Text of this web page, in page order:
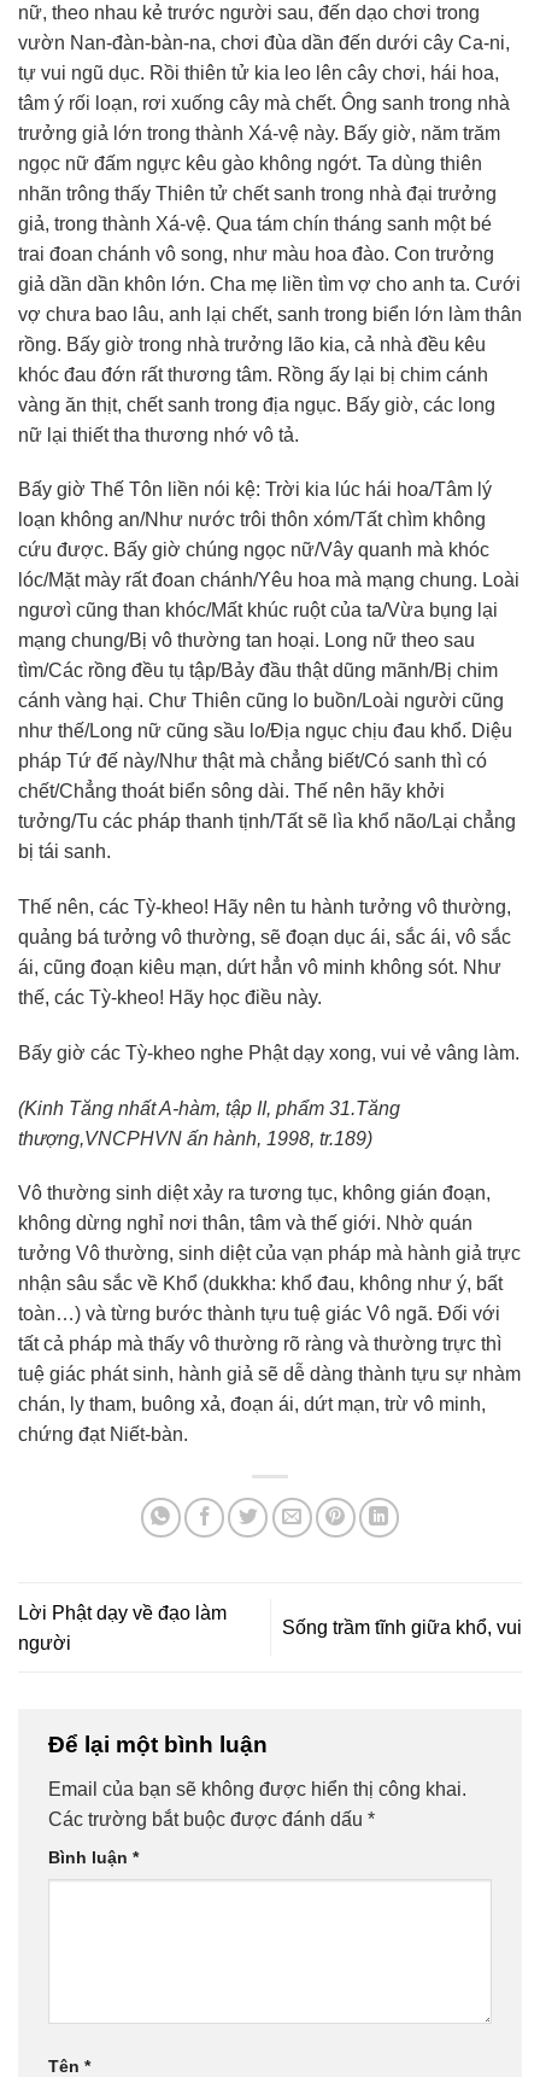
nữ, theo nhau kẻ trước người sau, đến dạo chơi trong
vườn Nan-đàn-bàn-na, chơi đùa dần đến dưới cây Ca-ni,
tự vui ngũ dục. Rồi thiên tử kia leo lên cây chơi, hái hoa,
tâm ý rối loạn, rơi xuống cây mà chết. Ông sanh trong nhà
trưởng giả lớn trong thành Xá-vệ này. Bấy giờ, năm trăm
ngọc nữ đấm ngực kêu gào không ngớt. Ta dùng thiên
nhãn trông thấy Thiên tử chết sanh trong nhà đại trưởng
giả, trong thành Xá-vệ. Qua tám chín tháng sanh một bé
trai đoan chánh vô song, như màu hoa đào. Con trưởng
giả dần dần khôn lớn. Cha mẹ liền tìm vợ cho anh ta. Cưới
vợ chưa bao lâu, anh lại chết, sanh trong biển lớn làm thân
rồng. Bấy giờ trong nhà trưởng lão kia, cả nhà đều kêu
khóc đau đớn rất thương tâm. Rồng ấy lại bị chim cánh
vàng ăn thịt, chết sanh trong địa ngục. Bấy giờ, các long
nữ lại thiết tha thương nhớ vô tả.
Bấy giờ Thế Tôn liền nói kệ: Trời kia lúc hái hoa/Tâm lý
loạn không an/Như nước trôi thôn xóm/Tất chìm không
cứu được. Bấy giờ chúng ngọc nữ/Vây quanh mà khóc
lóc/Mặt mày rất đoan chánh/Yêu hoa mà mạng chung. Loài
ngươì cũng than khóc/Mất khúc ruột của ta/Vừa bụng lại
mạng chung/Bị vô thường tan hoại. Long nữ theo sau
tìm/Các rồng đều tụ tập/Bảy đầu thật dũng mãnh/Bị chim
cánh vàng hại. Chư Thiên cũng lo buồn/Loài người cũng
như thế/Long nữ cũng sầu lo/Địa ngục chịu đau khổ. Diệu
pháp Tứ đế này/Như thật mà chẳng biết/Có sanh thì có
chết/Chẳng thoát biển sông dài. Thế nên hãy khởi
tưởng/Tu các pháp thanh tịnh/Tất sẽ lìa khổ não/Lại chẳng
bị tái sanh.
Thế nên, các Tỳ-kheo! Hãy nên tu hành tưởng vô thường,
quảng bá tưởng vô thường, sẽ đoạn dục ái, sắc ái, vô sắc
ái, cũng đoạn kiêu mạn, dứt hẳn vô minh không sót. Như
thế, các Tỳ-kheo! Hãy học điều này.
Bấy giờ các Tỳ-kheo nghe Phật dạy xong, vui vẻ vâng làm.
(Kinh Tăng nhất A-hàm, tập II, phẩm 31.Tăng
thượng,VNCPHVN ấn hành, 1998, tr.189)
Vô thường sinh diệt xảy ra tương tục, không gián đoạn,
không dừng nghỉ nơi thân, tâm và thế giới. Nhờ quán
tưởng Vô thường, sinh diệt của vạn pháp mà hành giả trực
nhận sâu sắc về Khổ (dukkha: khổ đau, không như ý, bất
toàn…) và từng bước thành tựu tuệ giác Vô ngã. Đối với
tất cả pháp mà thấy vô thường rõ ràng và thường trực thì
tuệ giác phát sinh, hành giả sẽ dễ dàng thành tựu sự nhàm
chán, ly tham, buông xả, đoạn ái, dứt mạn, trừ vô minh,
chứng đạt Niết-bàn.
Lời Phật dạy về đạo làm
người
Sống trầm tĩnh giữa khổ, vui
Để lại một bình luận
Email của bạn sẽ không được hiển thị công khai.
Các trường bắt buộc được đánh dấu *
Bình luận *
Tên *